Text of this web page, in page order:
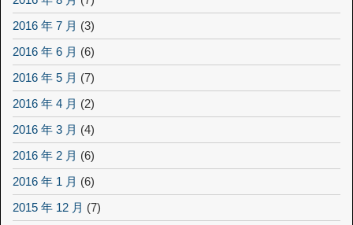
2016 年 7 月 (3)
2016 年 6 月 (6)
2016 年 5 月 (7)
2016 年 4 月 (2)
2016 年 3 月 (4)
2016 年 2 月 (6)
2016 年 1 月 (6)
2015 年 12 月 (7)